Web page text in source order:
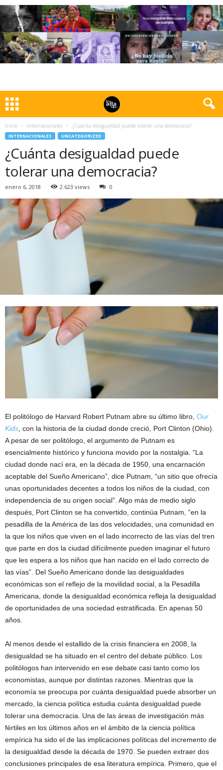
Inicio Internacionales ¿Cuánta desigualdad puede tolerar una democracia?
INTERNACIONALES UNCATEGORIZED
¿Cuánta desigualdad puede
tolerar una democracia?
enero 6, 2018 2.623 views 0
El politólogo de Harvard Robert Putnam abre su último libro, Our
Kids , con la historia de la ciudad donde creció, Port Clinton (Ohio).
A pesar de ser politólogo, el argumento de Putnam es
esencialmente histórico y funciona movido por la nostalgia. “La
ciudad donde nací era, en la década de 1950, una encarnación
aceptable del Sueño Americano”, dice Putnam, “un sitio que ofrecía
unas oportunidades decentes a todos los niños de la ciudad, con
independencia de su origen social”. Algo más de medio siglo
después, Port Clinton se ha convertido, continúa Putnam, “en la
pesadilla de la América de las dos velocidades, una comunidad en
la que los niños que viven en el lado incorrecto de las vías del tren
que parte en dos la ciudad difícilmente pueden imaginar el futuro
que les espera a los niños que han nacido en el lado correcto de
las vías”. Del Sueño Americano donde las desigualdades
económicas son el reflejo de la movilidad social, a la Pesadilla
Americana, donde la desigualdad económica refleja la desigualdad
de oportunidades de una sociedad estratificada. En apenas 50
años.
Al menos desde el estallido de la crisis financiera en 2008, la
desigualdad se ha situado en el centro del debate público. Los
politólogos han intervenido en ese debate casi tanto como los
economistas, aunque por distintas razones. Mientras que la
economía se preocupa por cuánta desigualdad puede absorber un
mercado, la ciencia política estudia cuánta desigualdad puede
tolerar una democracia. Una de las áreas de investigación más
fértiles en los últimos años en el ámbito de la ciencia política
empírica ha sido el de las implicaciones políticas del incremento de
la desigualdad desde la década de 1970. Se pueden extraer dos
conclusiones principales de esa literatura empírica. Primero, que el